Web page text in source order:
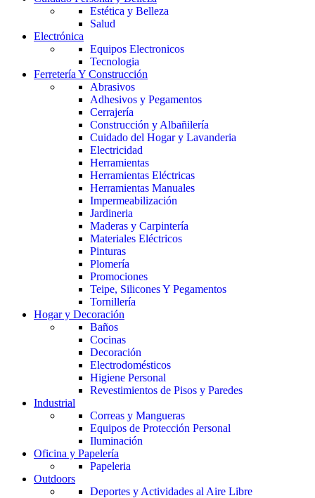
Estética y Belleza
Salud
Electrónica
Equipos Electronicos
Tecnologia
Ferretería Y Construcción
Abrasivos
Adhesivos y Pegamentos
Cerrajería
Construcción y Albañilería
Cuidado del Hogar y Lavanderia
Electricidad
Herramientas
Herramientas Eléctricas
Herramientas Manuales
Impermeabilización
Jardineria
Maderas y Carpintería
Materiales Eléctricos
Pinturas
Plomería
Promociones
Teipe, Silicones Y Pegamentos
Tornillería
Hogar y Decoración
Baños
Cocinas
Decoración
Electrodomésticos
Higiene Personal
Revestimientos de Pisos y Paredes
Industrial
Correas y Mangueras
Equipos de Protección Personal
Iluminación
Oficina y Papelería
Papeleria
Outdoors
Deportes y Actividades al Aire Libre